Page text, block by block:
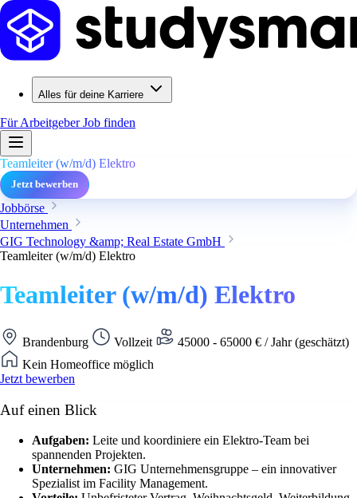
Alles für deine Karriere
Für ArbeitgeberJob finden
Teamleiter (w/m/d) Elektro
Jetzt bewerben
Jobbörse
Unternehmen
GIG Technology &amp; Real Estate GmbH
Teamleiter (w/m/d) Elektro
Teamleiter (w/m/d) Elektro
Brandenburg Vollzeit
45000 - 65000 € / Jahr (geschätzt)
Kein Homeoffice möglich
Jetzt bewerben
Auf einen Blick
Aufgaben: Leite und koordiniere ein Elektro-Team bei
spannenden Projekten.
Unternehmen: GIG Unternehmensgruppe – ein innovativer
Spezialist im Facility Management.